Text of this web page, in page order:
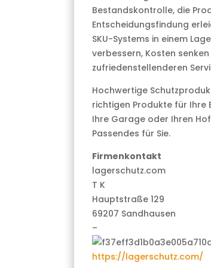
Bestandskontrolle, die
Entscheidungsfindung
SKU-Systems in einem
verbessern, Kosten
zufriedenstellenderen
Hochwertige
richtigen Produkte für Ihre
Ihre Garage oder Ihren
Passendes für Sie.
Firmenkontakt
lagerschutz.com
T K
Hauptstraße 129
69207 Sandhausen
–
https://lagerschutz.com/